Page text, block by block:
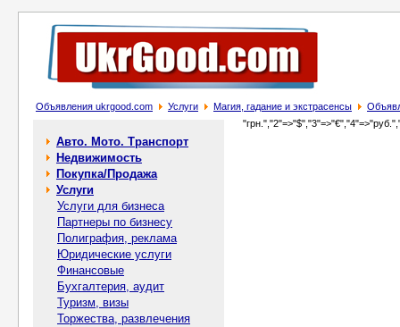
Объявления ukrgood.com Услуги Магия, гадание и экстрасенсы
Авто. Мото. Транспорт
Недвижимость
Покупка/Продажа
Услуги
Услуги для бизнеса
Партнеры по бизнесу
Полиграфия, реклама
Юридические услуги
Финансовые
Бухгалтерия, аудит
Туризм, визы
Торжества, развлечения